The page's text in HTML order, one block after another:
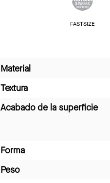
FASTSIZE
Material
Textura
Acabado de la superficie
Forma
Peso